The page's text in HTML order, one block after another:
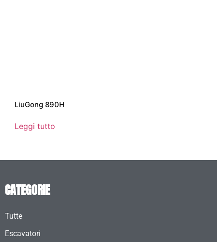
LiuGong 890H
Leggi tutto
CATEGORIE
Tutte
Escavatori